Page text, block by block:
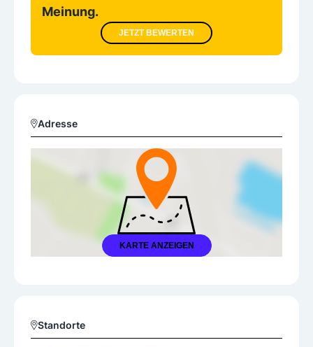
Meinung.
JETZT BEWERTEN
Adresse
KARTE ANZEIGEN
Standorte